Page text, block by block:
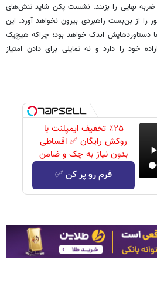
ضربه نهایی را بزنند. نشست پکن شاید تنش‌های
را از بن‌بست راهبردی بیرون نخواهد آورد. این
دستاوردهایش اندک خواهد بود؛ چراکه هیچ‌یک
خود را دارد و نه تمایلی برای دادن امتیاز
٪۲۵ تخفیف ایمپلنت با
روکش رایگان ✅ اقساطی
بدون نیاز به چک و ضامن
فرم رو پر کن ✅